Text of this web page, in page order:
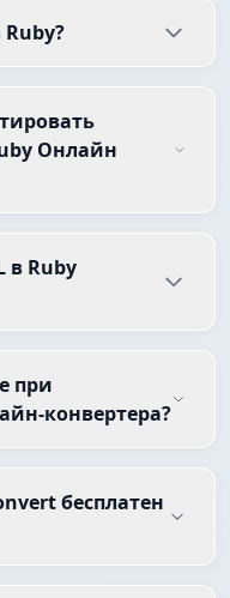
Онлайн
в Ruby
при
конвертера?
бесплатен